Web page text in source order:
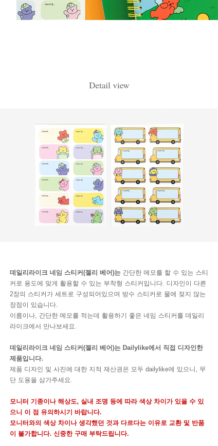
Detail view
데일리라이크 네임 스티커(젤리 베어)는 간단한 메모를 할 수 있는 스티
커로 용도에 맞게 활용할 수 있는 부착형 스티커입니다. 디자인이 다른
2장의 스티커가 세트로 구성되어있으며 방수 스티커로 물에 젖지 않는
장점이 있습니다.
이름이나, 간단한 메모를 적는데 활용하기 좋은 네임 스티커를 데일리
라이크에서 만나보세요.
데일리라이크 네임 스티커(젤리 베어)는 Dailylike에서 직접 디자인한
제품입니다.
제품 디자인 및 사진에 대한 지적 재산권은 모두 dailylike에 있으니, 무
단 도용을 삼가주세요.
모니터 기종이나 해상도, 실내 조명 등에 따라 색상 차이가 있을 수 있
으니 이 점 유의하시기 바랍니다.
모니터와의 색상 차이나 생각했던 것과 다르다는 이유로 교환 및 반품
이 불가합니다. 신중한 구매 부탁드립니다.